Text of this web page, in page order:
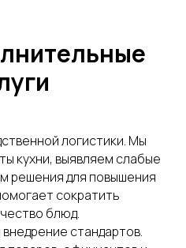
логистики. Мы
кухни, выявляем слабые
решения для повышения
сократить
блюд.
стандартов.